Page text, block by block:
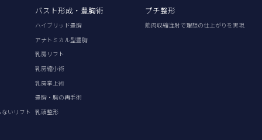
いリフト
バスト形成・豊胸術
ハイブリッド豊胸
アナトミカル型豊胸
乳房リフト
乳房縮小術
乳房挙上術
豊胸・胸の再手術
乳頭整形
プチ整形
筋肉収縮注射で理想の仕上がりを実現